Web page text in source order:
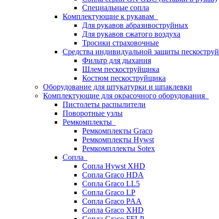
Специальные сопла
Комплектующие к рукавам
Для рукавов абразивоструйных
Для рукавов сжатого воздуха
Тросики страховочные
Средства индивидуальной защиты
Фильтр для дыхания
Шлем пескоструйщика
Костюм пескоструйщика
Оборудование для штукатурки и шпаклевки
Комплектующие для окрасочного оборудования
Пистолеты распылители
Поворотные узлы
Ремкомплекты
Ремкомплекты Graco
Ремкомплекты Hywst
Ремкомпллекты Sotex
Сопла
Сопла Hywst XHD
Сопла Graco HDA
Сопла Graco LL5
Сопла Graco LP
Сопла Graco PAA
Сопла Graco XHD